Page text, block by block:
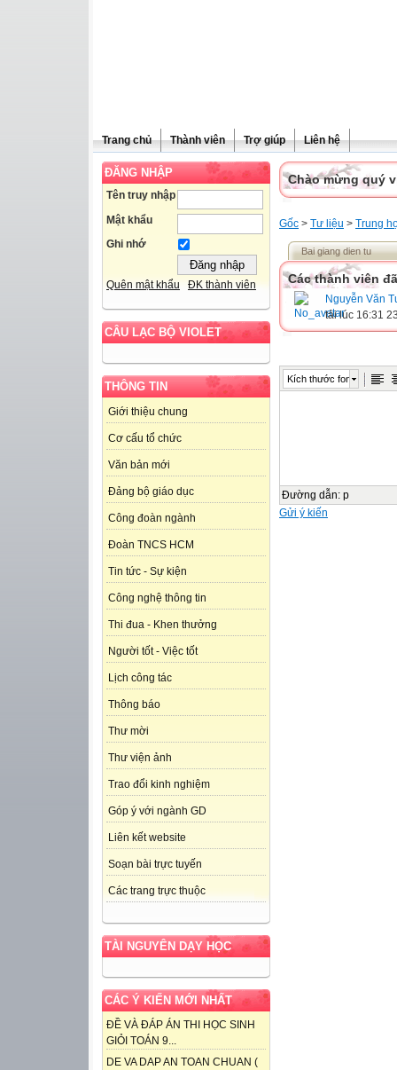
Trang chủ Thành viên Trợ giúp Liên hệ
ĐĂNG NHẬP
Tên truy nhập
Mật khẩu
Ghi nhớ
Quên mật khẩu ĐK thành viên
CÂU LẠC BỘ VIOLET
THÔNG TIN
Giới thiệu chung
Cơ cấu tổ chức
Văn bản mới
Đảng bộ giáo dục
Công đoàn ngành
Đoàn TNCS HCM
Tin tức - Sự kiện
Công nghệ thông tin
Thi đua - Khen thưởng
Người tốt - Việc tốt
Lịch công tác
Thông báo
Thư mời
Thư viện ảnh
Trao đổi kinh nghiệm
Góp ý với ngành GD
Liên kết website
Soạn bài trực tuyến
Các trang trực thuộc
TÀI NGUYÊN DẠY HỌC
CÁC Ý KIẾN MỚI NHẤT
ĐỀ VÀ ĐÁP ÁN THI HỌC SINH
GIỎI TOÁN 9...
DE VA DAP AN TOAN CHUAN (
Chào mừng quý
Gốc > Tư liệu > Trung
Bai giang dien tu
Các thành viên
Nguyễn Văn
tải lúc 16:31
Kích thước font
Đường dẫn: p
Gửi ý kiến